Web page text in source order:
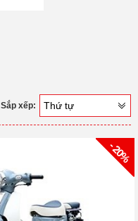
Sắp xếp: Thứ tự
- 20%